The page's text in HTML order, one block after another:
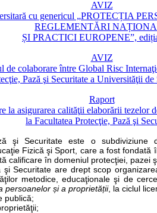
AVIZ
cu genericul „PROTECȚIA
REGLEMENTĂRI
ȘI PRACTICI EUROPENE”,
AVIZ
de colaborare între Global Risc
Pază şi Securitate a Universităţii
Raport
la asigurarea calităţii elaborării tezelor
la Facultatea Protecţie, Pază şi
şi Securitate este o subdiviziune
Fizică şi Sport, care a fost
calificare în domeniul protecţiei, pazei
şi Securitate are drept scop
metodice, educaţionale şi de
persoanelor și a proprietății, la ciclul
publică;